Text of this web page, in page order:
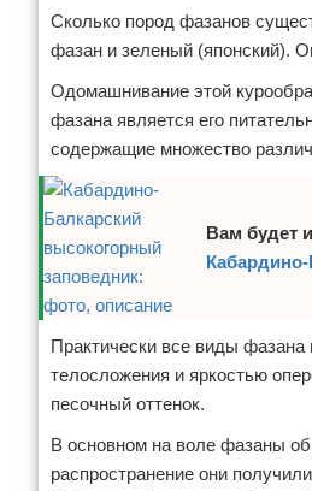
Сколько пород фазанов
фазан и зеленый (японский).
Одомашнивание этой
фазана является его
содержащие множество
Вам будет
Практически все виды
телосложения и яркостью
песочный оттенок.
В основном на воле фазаны
распространение они